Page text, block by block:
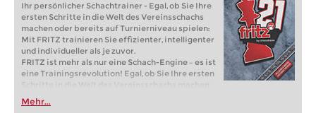
Ihr persönlicher Schachtrainer - Egal, ob Sie Ihre
ersten Schritte in die Welt des Vereinsschachs
machen oder bereits auf Turnierniveau spielen:
Mit FRITZ trainieren Sie effizienter, intelligenter
und individueller als je zuvor.
FRITZ ist mehr als nur eine Schach-Engine – es ist
eine Trainingsrevolution! Egal, ob Sie Ihre ersten
Schritte in die Welt des Vereinsschachs machen
oder bereits auf Turnierniveau spielen: Mit
FRITZ trainieren Sie effizienter, intelligenter und
Mehr...